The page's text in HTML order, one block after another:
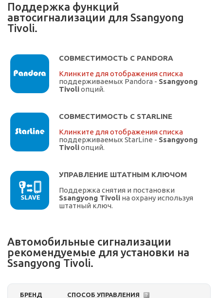
Поддержка функций
автосигнализации для Ssangyong
Tivoli.
СОВМЕСТИМОСТЬ С PANDORA
Клинките для отображения списка
поддерживаемых Pandora - Ssangyong
Tivoliопций.
СОВМЕСТИМОСТЬ С STARLINE
Клинките для отображения списка
поддерживаемых StarLine - Ssangyong
Tivoliопций.
УПРАВЛЕНИЕ ШТАТНЫМ КЛЮЧОМ
Поддержка снятия и постановки
Ssangyong Tivoli на охрану используя
штатный ключ.
Автомобильные сигнализации
рекомендуемые для установки на
Ssangyong Tivoli.
БРЕНД
СПОСОБ УПРАВЛЕНИЯ